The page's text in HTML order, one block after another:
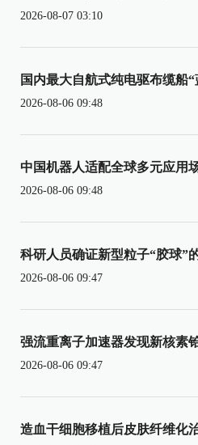
2026-08-07 03:10
国内最大自航式纯电驱布缆船
2026-08-06 09:48
中国机器人适配全球多元应用
2026-08-06 09:48
科研人员确证新型粒子“胶球”
2026-08-06 09:47
强流重离子加速器发现新核素
2026-08-06 09:47
造血干细胞移植后皮肤纤维化